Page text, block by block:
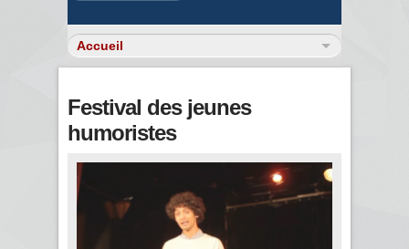
Festival des jeunes
humoristes